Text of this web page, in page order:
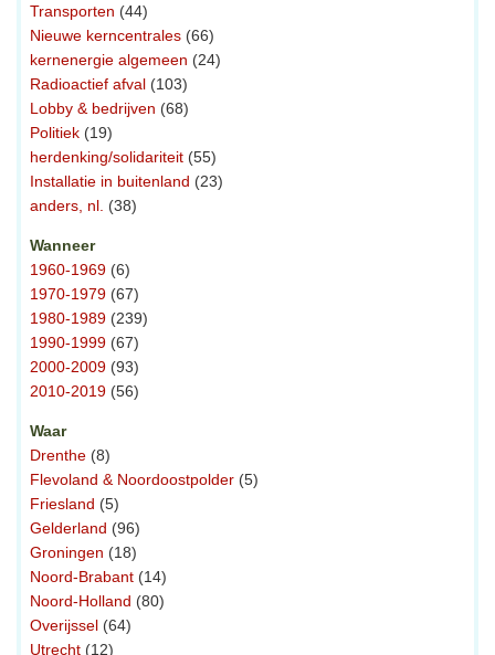
Transporten (44)
Nieuwe kerncentrales (66)
kernenergie algemeen (24)
Radioactief afval (103)
Lobby & bedrijven (68)
Politiek (19)
herdenking/solidariteit (55)
Installatie in buitenland (23)
anders, nl. (38)
Wanneer
1960-1969 (6)
1970-1979 (67)
1980-1989 (239)
1990-1999 (67)
2000-2009 (93)
2010-2019 (56)
Waar
Drenthe (8)
Flevoland & Noordoostpolder (5)
Friesland (5)
Gelderland (96)
Groningen (18)
Noord-Brabant (14)
Noord-Holland (80)
Overijssel (64)
Utrecht (12)